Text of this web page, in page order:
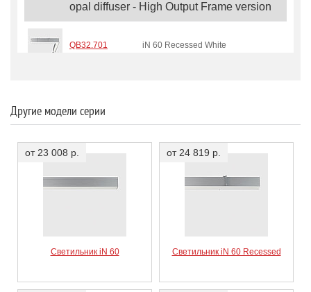
opal diffuser - High Output Frame version
QB32.701 iN 60 Recessed White
QB34.701 iN 60 Recessed White
iN 60 Recessed White
microprism diffuser - UGR<19 3000 cd/m2
Frame version
Другие модели серии
от 23 008 р.
Светильник iN 60
от 24 819 р.
Светильник iN 60 Recessed